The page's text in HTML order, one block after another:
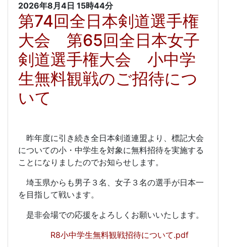
2026年8月4日 15時44分
第74回全日本剣道選手権
大会 第65回全日本女子
剣道選手権大会 小中学
生無料観戦のご招待につ
いて
昨年度に引き続き全日本剣道連盟より、標記大会
についての小・中学生を対象に無料招待を実施する
ことになりましたのでお知らせします。
埼玉県からも男子３名、女子３名の選手が日本一
を目指して戦います。
是非会場での応援をよろしくお願いいたします。
R8小中学生無料観戦招待について.pdf